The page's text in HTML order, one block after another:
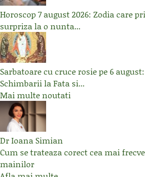
Horoscop 7 august 2026: Zodia care
surpriza la o nunta...
Sarbatoare cu cruce rosie pe 6
Schimbarii la Fata si...
Mai multe noutati
Dr Ioana Simian
Cum se trateaza corect cea mai
mainilor